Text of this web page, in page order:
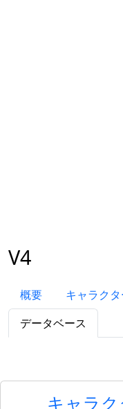
V4
概要 キャラク
データベース
キャラク